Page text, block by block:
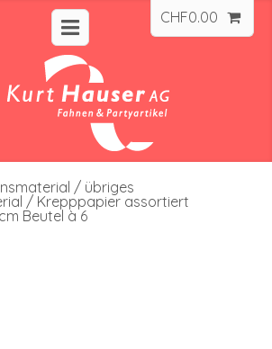
CHF0.00
/ übriges
/ Krepppapier assortiert
Beutel à 6